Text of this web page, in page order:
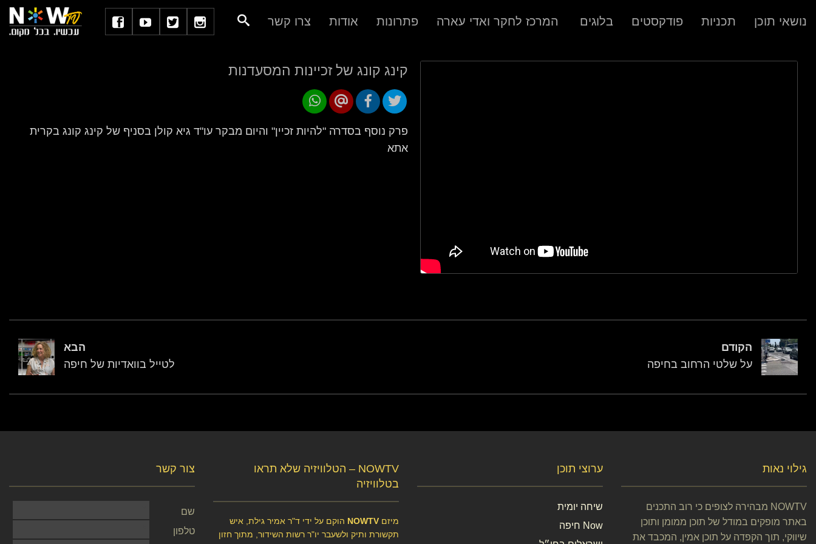
נושאי תוכן תכניות פודקסטים בלוגים המרכז לחקר ואדי עארה פתרונות אודות צרו קשר
קינג קונג של זכיינות המסעדנות
פרק נוסף בסדרה "להיות זכיין" והיום מבקר עו"ד גיא קולן בסניף של קינג קונג בקרית
אתא
הבא
לטייל בוואדיות של חיפה
הקודם
על שלטי הרחוב בחיפה
צור קשר
שם
טלפון
NOWTV – הטלוויזיה שלא תראו
בטלוויזיה
מיזם NOWTV הוקם על ידי ד"ר אמיר גילת, איש
תקשורת ותיק ולשעבר יו"ר רשות השידור, מתוך חזון
ערוצי תוכן
שיחה יומית
Now חיפה
גילוי נאות
NOWTV מבהירה לצופים כי רוב התכנים
באתר מופקים במודל של תוכן ממומן ותוכן
שיווקי, תוך הקפדה על תוכן אמין, המכבד את